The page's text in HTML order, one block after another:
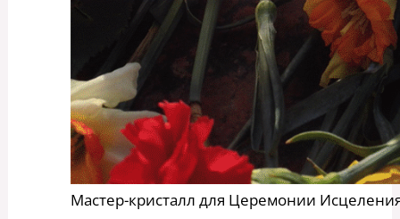
Мастер-кристалл для Церемонии